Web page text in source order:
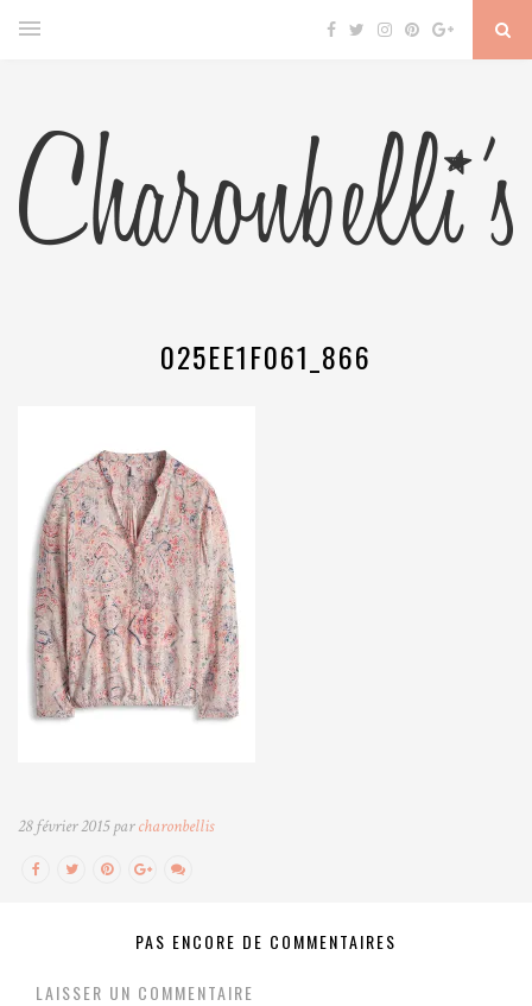
025EE1F061_866
28 février 2015 parcharonbellis
PAS ENCORE DE COMMENTAIRES
LAISSER UN COMMENTAIRE